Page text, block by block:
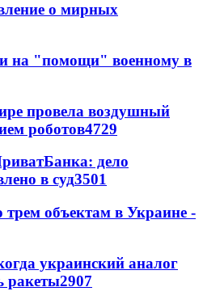
о мирных
на "помощи" военному в
провела воздушный
роботов4729
дело
в суд3501
объектам в Украине -
украинский аналог
ракеты2907